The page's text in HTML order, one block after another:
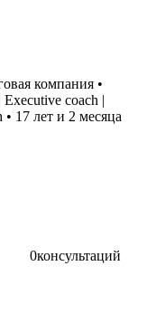
компания •
coach |
• 17 лет и 2 месяца
0консультаций